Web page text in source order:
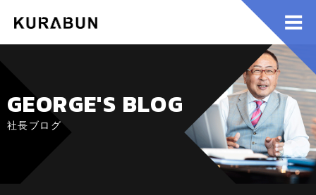
GEORGE'S BLOG
社長ブログ